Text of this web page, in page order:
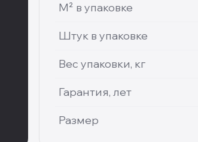
М² в упаковке
Штук в упаковке
Вес упаковки, кг
Гарантия, лет
Размер